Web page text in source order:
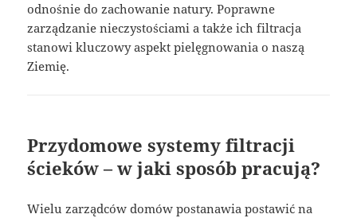
odnośnie do zachowanie natury. Poprawne
zarządzanie nieczystościami a także ich filtracja
stanowi kluczowy aspekt pielęgnowania o naszą
Ziemię.
Przydomowe systemy filtracji
ścieków – w jaki sposób pracują?
Wielu zarządców domów postanawia postawić na